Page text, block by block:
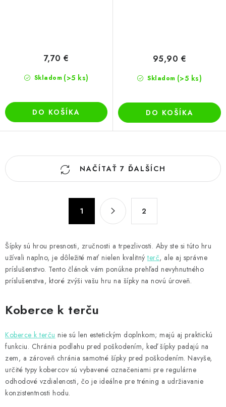
Skladom (>5 ks)
7,70 €
DO KOŠÍKA
Skladom (>5 ks)
95,90 €
DO KOŠÍKA
O
v
c
i
e
p
v
k
y
v
ý
p
i
s
NAČÍTAŤ 7 ĎALŠÍCH
á
n
k
o
v
n
e
1 2
Šípky sú hrou presnosti, zručnosti a trpezlivosti. Aby ste si túto hru
užívali naplno, je dôležité mať nielen kvalitnýterč, ale aj správne
príslušenstvo. Tento článok vám ponúkne prehľad nevyhnutného
príslušenstva, ktoré zvýši vašu hru na šípky na novú úroveň.
Koberce k terču
Koberce k terču nie sú len estetickým doplnkom; majú aj praktickú
funkciu. Chránia podlahu pred poškodením, keď šípky padajú na
zem, a zároveň chránia samotné šípky pred poškodením. Navyše,
určité typy kobercov sú vybavené označeniami pre regulárne
odhodové vzdialenosti, čo je ideálne pre tréning a udržiavanie
konzistentnosti hodu.